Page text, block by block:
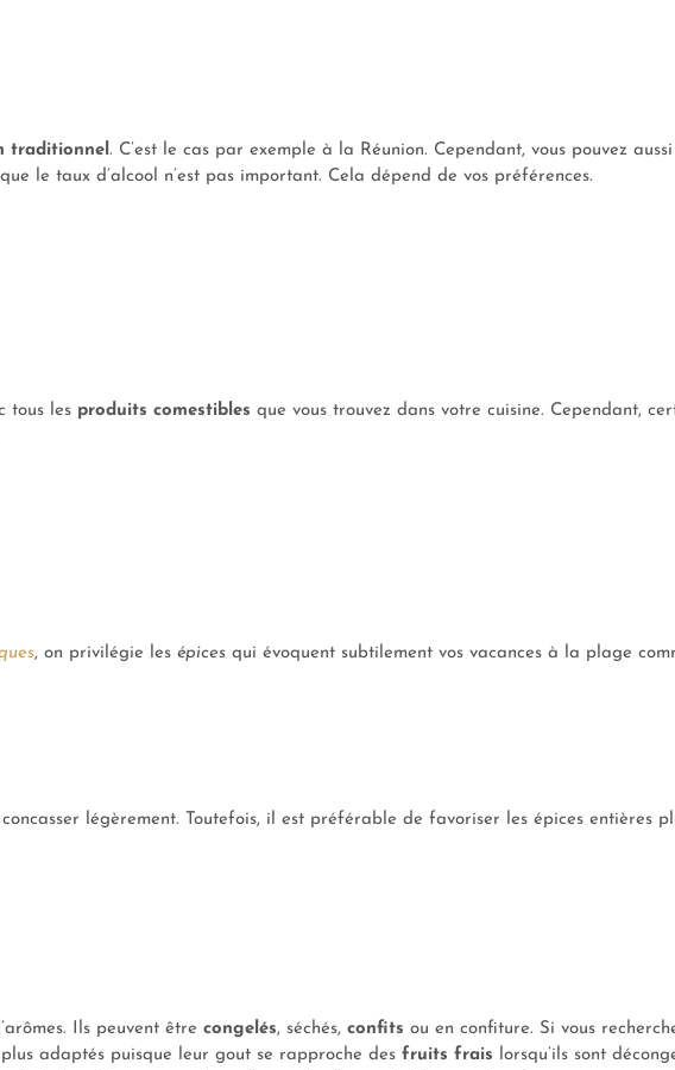
traditionnel . C’est le cas par exemple à la Réunion. Cependant, vous pouvez aussi
le taux d’alcool n’est pas important. Cela dépend de vos préférences.
tous les produits comestibles que vous trouvez dans votre cuisine. Cependant,
, on privilégie les épices qui évoquent subtilement vos vacances à la plage
légèrement. Toutefois, il est préférable de favoriser les épices entières
Ils peuvent être congelés, séchés, confits ou en confiture. Si vous
adaptés puisque leur gout se rapproche des fruits frais lorsqu’ils sont